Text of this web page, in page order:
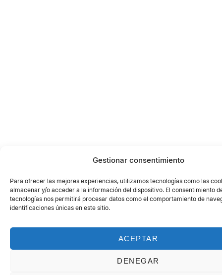
Gestionar consentimiento
Para ofrecer las mejores experiencias, utilizamos tecnologías como las
almacenar y/o acceder a la información del dispositivo. El consentimiento
tecnologías nos permitirá procesar datos como el comportamiento de
identificaciones únicas en este sitio.
ACEPTAR
DENEGAR